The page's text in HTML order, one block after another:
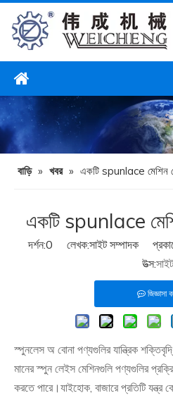
বাড়ি » খবর » একটি spunlace মেশিন
একটি spunlace
দর্শন:0 লেখক:সাইট সম্পাদক
উত্স:সাইট
জিজ্ঞাসা
স্পুনলেস অ বোনা পণ্যগুলির যান্ত্রিক
মানের স্পুন লেইস মেশিনগুলি পণ্যগুলির
করতে পারে।যাইহোক, বাজারে প্রতিটি